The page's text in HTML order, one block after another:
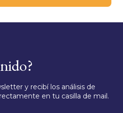
y recibí los análisis de
en tu casilla de mail.